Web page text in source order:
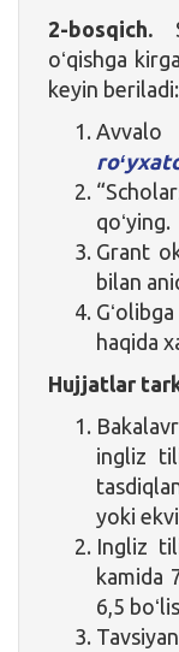
2-bosqich.
oʻqishga
keyin beriladi:
qoʻying.
Grant
bilan
haqida
Hujjatlar
ingliz
yoki
Ingliz
kamida
6,5